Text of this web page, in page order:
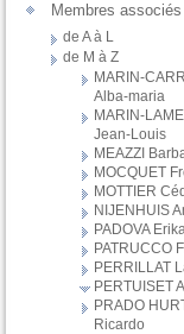
Membres associés
de A à L
de M à Z
MARIN-
Alba-maria
MARIN-
Jean-Louis
MEAZZI
MOCQUET
MOTTIER
NIJENHUIS
PADOVA Erika
PATRUCCO
PERRILLAT
PERTUISET
PRADO
Ricardo